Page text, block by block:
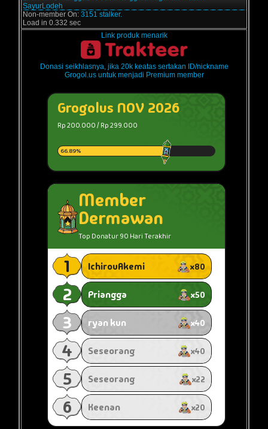
SayurLodeh
Non-member On: 3151 stalker.
Load in 0.332 sec
Link produk menarik
Donasi seikhlasnya, jika 20k keatas sertakan ID/nickname
Grogol.us untuk menjadi Premium member